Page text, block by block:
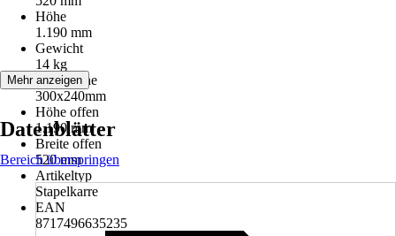
Höhe
1.190 mm
Gewicht
14 kg
Ladefläche
300x240mm
Höhe offen
1.190 mm
Breite offen
520 mm
Artikeltyp
Stapelkarre
EAN
8717496635235
Mehr anzeigen
Datenblätter
Bereich überspringen